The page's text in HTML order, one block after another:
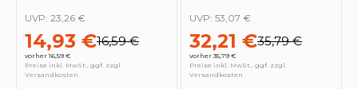
14,93 €16,59 €
vorher 16,59 €
UVP: 23,26 €
Preise inkl. MwSt., ggf. zzgl.
Versandkosten
32,21 €35,79 €
vorher 35,79 €
UVP: 53,07 €
Preise inkl. MwSt., ggf. zzgl.
Versandkosten